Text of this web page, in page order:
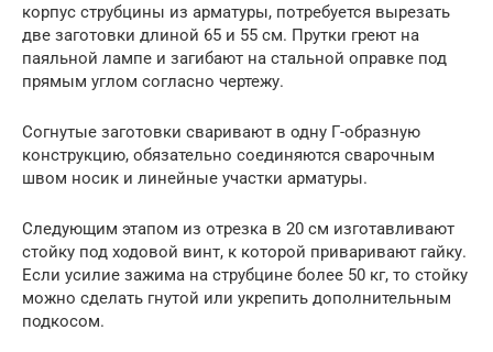
корпус струбцины из арматуры, потребуется вырезать
две заготовки длиной 65 и 55 см. Прутки греют на
паяльной лампе и загибают на стальной оправке под
прямым углом согласно чертежу.
Согнутые заготовки сваривают в одну Г-образную
конструкцию, обязательно соединяются сварочным
швом носик и линейные участки арматуры.
Следующим этапом из отрезка в 20 см изготавливают
стойку под ходовой винт, к которой приваривают гайку.
Если усилие зажима на струбцине более 50 кг, то стойку
можно сделать гнутой или укрепить дополнительным
подкосом.